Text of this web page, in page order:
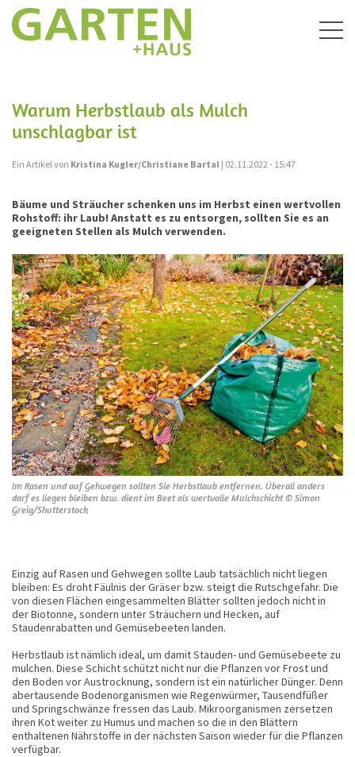
Warum Herbstlaub als Mulch
unschlagbar ist
Ein Artikel von Kristina Kugler/Christiane Bartal | 02.11.2022 - 15:47
Bäume und Sträucher schenken uns im Herbst einen wertvollen
Rohstoff: ihr Laub! Anstatt es zu entsorgen, sollten Sie es an
geeigneten Stellen als Mulch verwenden.
Im Rasen und auf Gehwegen sollten Sie Herbstlaub entfernen. Überall anders
darf es liegen bleiben bzw. dient im Beet als wertvolle Mulchschicht © Simon
Greig/Shutterstock
Einzig auf Rasen und Gehwegen sollte Laub tatsächlich nicht liegen
bleiben: Es droht Fäulnis der Gräser bzw. steigt die Rutschgefahr. Die
von diesen Flächen eingesammelten Blätter sollten jedoch nicht in
der Biotonne, sondern unter Sträuchern und Hecken, auf
Staudenrabatten und Gemüsebeeten landen.
Herbstlaub ist nämlich ideal, um damit Stauden- und Gemüsebeete zu
mulchen. Diese Schicht schützt nicht nur die Pflanzen vor Frost und
den Boden vor Austrocknung, sondern ist ein natürlicher Dünger. Denn
abertausende Bodenorganismen wie Regenwürmer, Tausendfüßer
und Springschwänze fressen das Laub. Mikroorganismen zersetzen
ihren Kot weiter zu Humus und machen so die in den Blättern
enthaltenen Nährstoffe in der nächsten Saison wieder für die Pflanzen
verfügbar.